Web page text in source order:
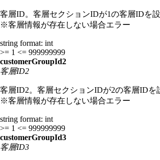
客層ID。客層セクションIDが1の客層IDを設
※客層情報が存在しない場合エラー
string format: int
>= 1 <= 999999999
customerGroupId2
客層ID2
客層ID2。客層セクションIDが2の客層IDを
※客層情報が存在しない場合エラー
string format: int
>= 1 <= 999999999
customerGroupId3
客層ID3